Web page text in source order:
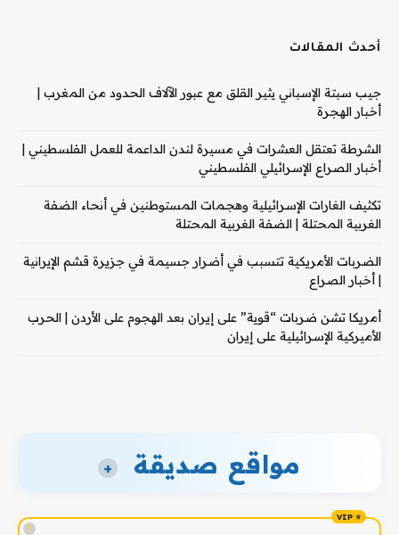
أحدث المقالات
جيب سبتة الإسباني يثير القلق مع عبور الآلاف الحدود من المغرب |
أخبار الهجرة
الشرطة تعتقل العشرات في مسيرة لندن الداعمة للعمل الفلسطيني |
أخبار الصراع الإسرائيلي الفلسطيني
تكثيف الغارات الإسرائيلية وهجمات المستوطنين في أنحاء الضفة
الغربية المحتلة | الضفة الغربية المحتلة
الضربات الأمريكية تتسبب في أضرار جسيمة في جزيرة قشم الإيرانية
| أخبار الصراع
أمريكا تشن ضربات “قوية” على إيران بعد الهجوم على الأردن | الحرب
الأميركية الإسرائيلية على إيران
مواقع صديقة +
!